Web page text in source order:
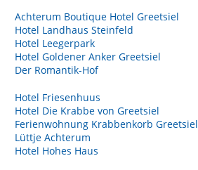
Achterum Boutique Hotel Greetsiel
Hotel Landhaus Steinfeld
Hotel Leegerpark
Hotel Goldener Anker Greetsiel
Der Romantik-Hof
Hotel Friesenhuus
Hotel Die Krabbe von Greetsiel
Ferienwohnung Krabbenkorb Greetsiel
Lüttje Achterum
Hotel Hohes Haus